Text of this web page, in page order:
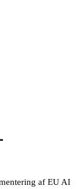
af EU AI